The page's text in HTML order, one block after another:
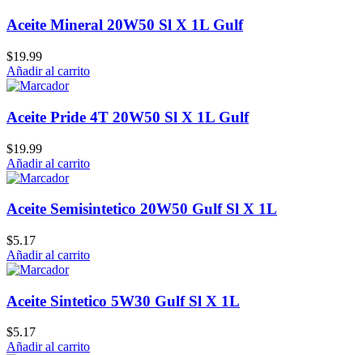
Aceite Mineral 20W50 Sl X 1L Gulf
$19.99
Añadir al carrito
Aceite Pride 4T 20W50 Sl X 1L Gulf
$19.99
Añadir al carrito
Aceite Semisintetico 20W50 Gulf Sl X 1L
$5.17
Añadir al carrito
Aceite Sintetico 5W30 Gulf Sl X 1L
$5.17
Añadir al carrito